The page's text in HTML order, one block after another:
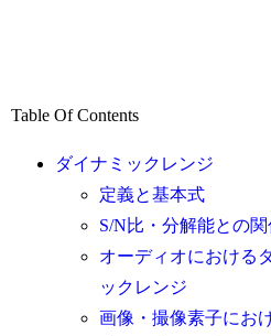
Table Of Contents
ダイナミックレンジ
定義と基本式
S/N比・分解能との
オーディオにおける
ックレンジ
画像・撮像素子にお